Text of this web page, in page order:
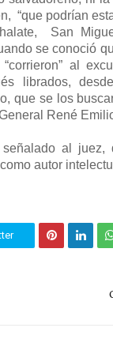
“que podrían
San
se conoció
al
librados,
que se los
René
al juez,
autor